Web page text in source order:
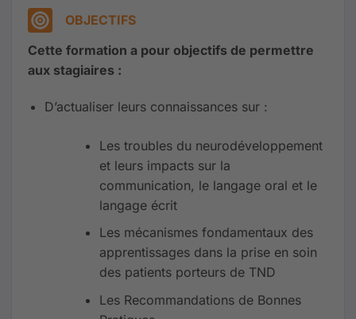
OBJECTIFS
Cette formation a pour objectifs de permettre
aux stagiaires :
D’actualiser leurs connaissances sur :
Les troubles du neurodéveloppement
et leurs impacts sur la
communication, le langage oral et le
langage écrit
Les mécanismes fondamentaux des
apprentissages dans la prise en soin
des patients porteurs de TND
Les Recommandations de Bonnes